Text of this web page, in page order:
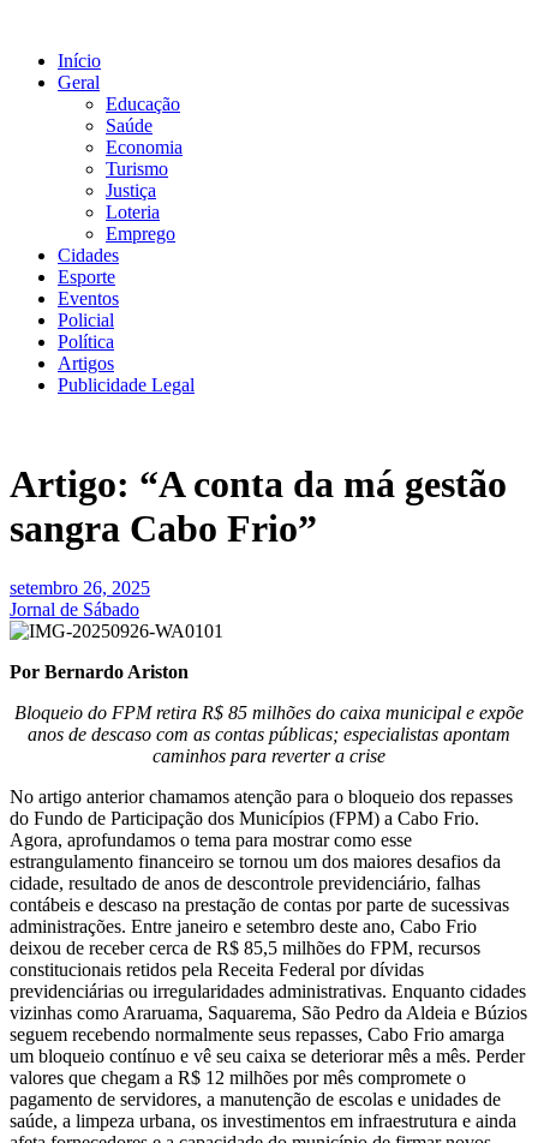
conteúdo
Início
Geral
Educação
Saúde
Economia
Turismo
Justiça
Loteria
Emprego
Cidades
Esporte
Eventos
Policial
Política
Artigos
Publicidade Legal
Artigo: “A conta da má gestão
sangra Cabo Frio”
setembro 26, 2025
Jornal de Sábado
Por Bernardo Ariston
Bloqueio do FPM retira R$ 85 milhões do caixa municipal e expõe
anos de descaso com as contas públicas; especialistas apontam
caminhos para reverter a crise
No artigo anterior chamamos atenção para o bloqueio dos repasses
do Fundo de Participação dos Municípios (FPM) a Cabo Frio.
Agora, aprofundamos o tema para mostrar como esse
estrangulamento financeiro se tornou um dos maiores desafios da
cidade, resultado de anos de descontrole previdenciário, falhas
contábeis e descaso na prestação de contas por parte de sucessivas
administrações. Entre janeiro e setembro deste ano, Cabo Frio
deixou de receber cerca de R$ 85,5 milhões do FPM, recursos
constitucionais retidos pela Receita Federal por dívidas
previdenciárias ou irregularidades administrativas. Enquanto cidades
vizinhas como Araruama, Saquarema, São Pedro da Aldeia e Búzios
seguem recebendo normalmente seus repasses, Cabo Frio amarga
um bloqueio contínuo e vê seu caixa se deteriorar mês a mês. Perder
valores que chegam a R$ 12 milhões por mês compromete o
pagamento de servidores, a manutenção de escolas e unidades de
saúde, a limpeza urbana, os investimentos em infraestrutura e ainda